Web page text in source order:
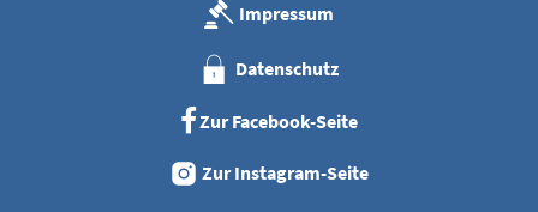
Impressum
Datenschutz
Zur Facebook-Seite
Zur Instagram-Seite